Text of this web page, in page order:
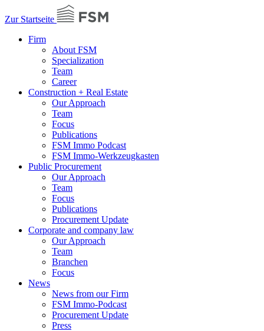
Zur Startseite
Firm
About FSM
Specialization
Team
Career
Construction + Real Estate
Our Approach
Team
Focus
Publications
FSM Immo Podcast
FSM Immo-Werkzeugkasten
Public Procurement
Our Approach
Team
Focus
Publications
Procurement Update
Corporate and company law
Our Approach
Team
Branchen
Focus
News
News from our Firm
FSM Immo-Podcast
Procurement Update
Press